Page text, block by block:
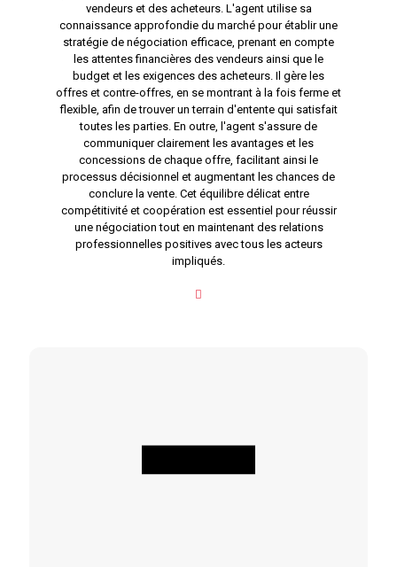
vendeurs et des acheteurs. L'agent utilise sa
connaissance approfondie du marché pour établir une
stratégie de négociation efficace, prenant en compte
les attentes financières des vendeurs ainsi que le
budget et les exigences des acheteurs. Il gère les
offres et contre-offres, en se montrant à la fois ferme et
flexible, afin de trouver un terrain d'entente qui satisfait
toutes les parties. En outre, l'agent s'assure de
communiquer clairement les avantages et les
concessions de chaque offre, facilitant ainsi le
processus décisionnel et augmentant les chances de
conclure la vente. Cet équilibre délicat entre
compétitivité et coopération est essentiel pour réussir
une négociation tout en maintenant des relations
professionnelles positives avec tous les acteurs
impliqués.